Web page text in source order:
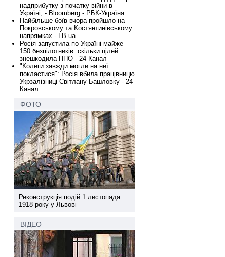
надприбутку з початку війни в
Україні, - Bloomberg - РБК-Україна
Найбільше боїв вчора пройшло на
Покровському та Костянтинівському
напрямках - LB.ua
Росія запустила по Україні майже
150 безпілотників: скільки цілей
знешкодила ППО - 24 Канал
"Колеги завжди могли на неї
покластися": Росія вбила працівницю
Укрзалізниці Світлану Башловку - 24
Канал
ФОТО
Реконструкція подій 1 листопада
1918 року у Львові
ВІДЕО